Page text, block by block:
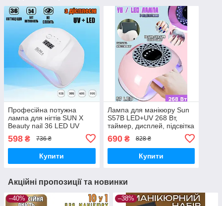
Професійна потужна
лампа для нігтів SUN X
Beauty nail 36 LED UV
Lamp 54W цифрове табло
Біла
598 ₴ 736 ₴
Купити
Лампа для манікюру Sun
S57B LED+UV 268 Вт,
таймер, дисплей, підсвітка
690₴ 828 ₴
Купити
Акційні пропозиції та новинки
–40% –38%